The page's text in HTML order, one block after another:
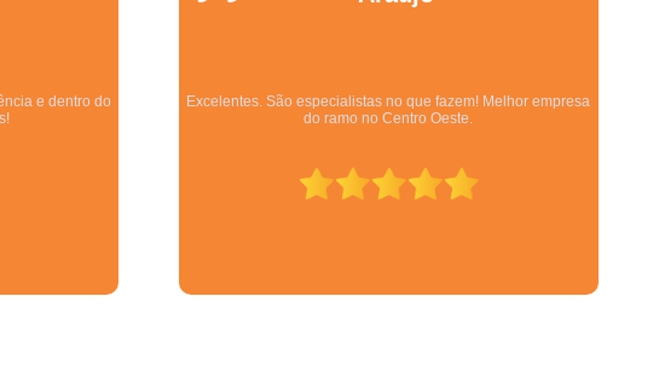
Empresa de Gestão e
Empresa Especialista em
Empresa Especializada em
empresa
Equipe qualificada, atendimento muito pontual e de forma
organizada. Preza pela qualidade, bom gosto e preço justo.